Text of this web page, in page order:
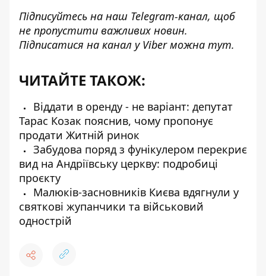
Підписуйтесь на наш Telegram-канал, щоб
не пропустити важливих новин.
Підписатися на канал у Viber можна тут.
ЧИТАЙТЕ ТАКОЖ:
Віддати в оренду - не варіант: депутат
Тарас Козак пояснив, чому пропонує
продати Житній ринок
Забудова поряд з фунікулером перекриє
вид на Андріївську церкву: подробиці
проєкту
Малюків-засновників Києва вдягнули у
святкові жупанчики та військовий
однострій